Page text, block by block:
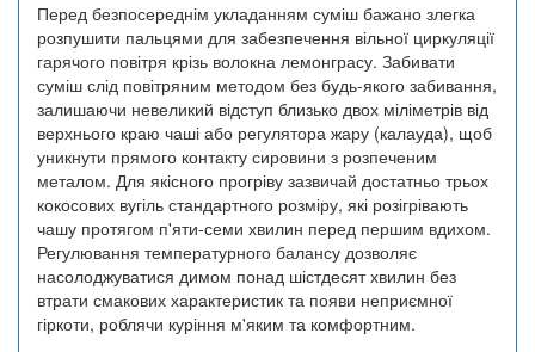
Перед безпосереднім укладанням суміш бажано злегка
розпушити пальцями для забезпечення вільної циркуляції
гарячого повітря крізь волокна лемонграсу. Забивати
суміш слід повітряним методом без будь-якого забивання,
залишаючи невеликий відступ близько двох міліметрів від
верхнього краю чаші або регулятора жару (калауда), щоб
уникнути прямого контакту сировини з розпеченим
металом. Для якісного прогріву зазвичай достатньо трьох
кокосових вугіль стандартного розміру, які розігрівають
чашу протягом п'яти-семи хвилин перед першим вдихом.
Регулювання температурного балансу дозволяє
насолоджуватися димом понад шістдесят хвилин без
втрати смакових характеристик та появи неприємної
гіркоти, роблячи куріння м'яким та комфортним.